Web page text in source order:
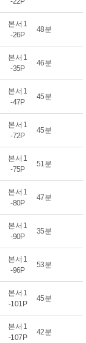
본서 1
-26P
48분
본서 1
-35P
46분
본서 1
-47P
45분
본서 1
-72P
45분
본서 1
-75P
51분
본서 1
-80P
47분
본서 1
-90P
35분
본서 1
-96P
53분
본서 1
-101P
45분
본서 1
-107P
42분